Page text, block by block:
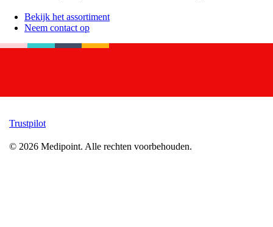
Bekijk het assortiment
Neem contact op
Trustpilot
© 2026 Medipoint. Alle rechten voorbehouden.